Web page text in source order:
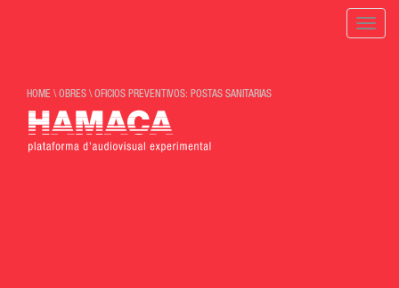
Toggle
HOME \OBRES \OFICIOS PREVENTIVOS: POSTAS SANITARIAS